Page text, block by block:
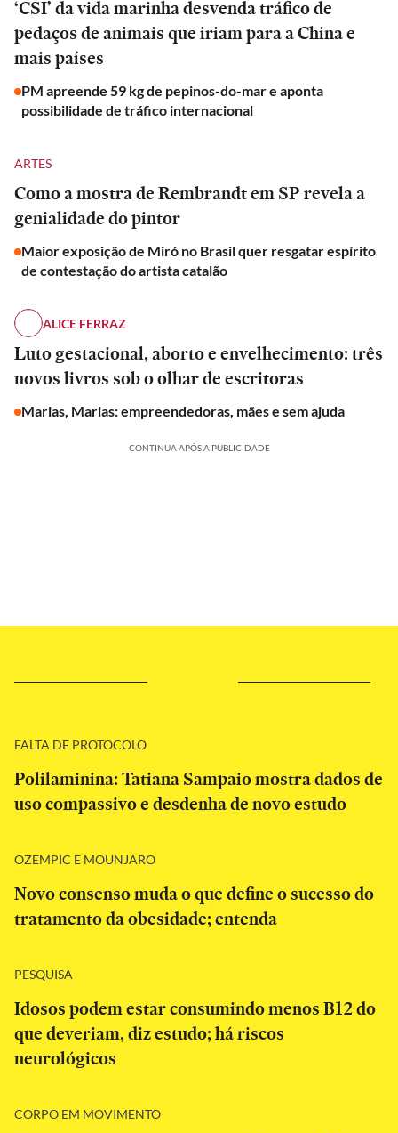
‘CSI’ da vida marinha desvenda tráfico de
pedaços de animais que iriam para a China e
mais países
PM apreende 59 kg de pepinos-do-mar e aponta
possibilidade de tráfico internacional
ARTES
Como a mostra de Rembrandt em SP revela a
genialidade do pintor
Maior exposição de Miró no Brasil quer resgatar espírito
de contestação do artista catalão
ALICE FERRAZ
Luto gestacional, aborto e envelhecimento: três
novos livros sob o olhar de escritoras
Marias, Marias: empreendedoras, mães e sem ajuda
CONTINUA APÓS A PUBLICIDADE
FALTA DE PROTOCOLO
Polilaminina: Tatiana Sampaio mostra dados de
uso compassivo e desdenha de novo estudo
OZEMPIC E MOUNJARO
Novo consenso muda o que define o sucesso do
tratamento da obesidade; entenda
PESQUISA
Idosos podem estar consumindo menos B12 do
que deveriam, diz estudo; há riscos
neurológicos
CORPO EM MOVIMENTO